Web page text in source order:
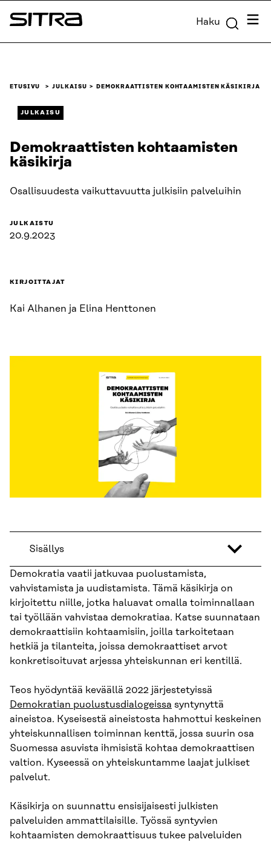
Siirry
suoraan
Sitra Haku
ETUSIVU JULKAISU DEMOKRAATTISTEN KOHTAAMISTEN KÄSIKIRJA
JULKAISU
Demokraattisten kohtaamisten
käsikirja
Osallisuudesta vaikuttavuutta julkisiin palveluihin
JULKAISTU
20.9.2023
KIRJOITTAJAT
Kai Alhanen ja Elina Henttonen
Sisällys
Demokratia vaatii jatkuvaa puolustamista,
vahvistamista ja uudistamista. Tämä käsikirja on
kirjoitettu niille, jotka haluavat omalla toiminnallaan
tai työllään vahvistaa demokratiaa. Katse suunnataan
demokraattisiin kohtaamisiin, joilla tarkoitetaan
hetkiä ja tilanteita, joissa demokraattiset arvot
konkretisoituvat arjessa yhteiskunnan eri kentillä.
Teos hyödyntää keväällä 2022 järjestetyissä
Demokratian puolustusdialogeissa syntynyttä
aineistoa. Kyseisestä aineistosta hahmottui keskeinen
yhteiskunnallisen toiminnan kenttä, jossa suurin osa
Suomessa asuvista ihmisistä kohtaa demokraattisen
valtion. Kyseessä on yhteiskuntamme laajat julkiset
palvelut.
Käsikirja on suunnattu ensisijaisesti julkisten
palveluiden ammattilaisille. Työssä syntyvien
kohtaamisten demokraattisuus tukee palveluiden